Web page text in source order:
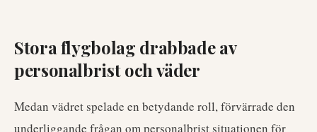
Stora flygbolag drabbade av
personalbrist och väder
Medan vädret spelade en betydande roll, förvärrade den
underliggande frågan om personalbrist situationen för